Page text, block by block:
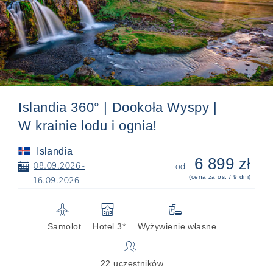
Islandia 360° | Dookoła Wyspy |
W krainie lodu i ognia!
Islandia
📅 08.09.2026 -
16.09.2026
od 6 899 zł
(cena za os. / 9 dni)
✈
Samolot
🏨
Hotel 3*

Wyżywienie własne
👥
22 uczestników